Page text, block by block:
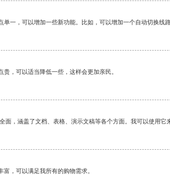
单一，可以增加一些新功能。比如，可以增加一个自动切换线
，可以适当降低一些，这样会更加亲民。
面，涵盖了文档、表格、演示文稿等各个方面。我可以使用它
，可以满足我所有的购物需求。